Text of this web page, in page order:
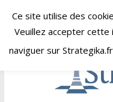
Skip
Ce site utilise des
Veuillez accepter cette
naviguer sur